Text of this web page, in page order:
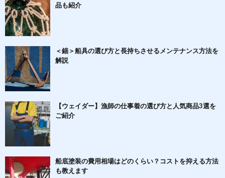
品も紹介
＜錨＞船具の選び方と長持ちさせるメンテナンス方法を
解説
【ウェイダー】漁師の仕事着の選び方と人気商品3選を
ご紹介
船底塗装の費用相場はどのくらい？コストを抑える方法
も教えます